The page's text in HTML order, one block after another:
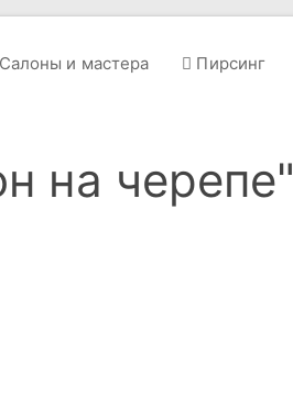
Салоны и мастера Пирсинг
на черепе"